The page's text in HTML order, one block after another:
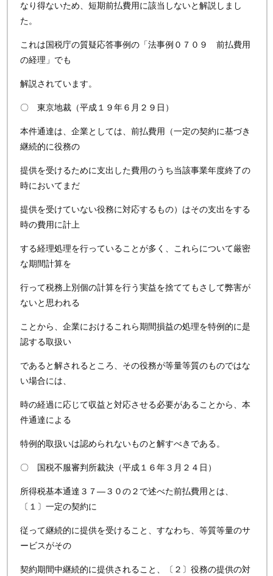
なり得ないため、短期前払費用に該当しないと解説しまし
た。
これは国税庁の質疑応答事例の「法事例０７０９ 前払費用
の経理」でも
解説されています。
〇 東京地裁（平成１９年６月２９日）
本件通達は、企業としては、前払費用（一定の契約に基づき
継続的に役務の
提供を受けるために支出した費用のうち当該事業年度終了の
時においてまだ
提供を受けていない役務に対応するもの）はその支出をする
時の費用に計上
する経理処理を行っていることが多く、これらについて厳密
な期間計算を
行って税務上別個の計算を行う実益を捨ててもさして弊害が
ないと思われる
ことから、企業におけるこれら期間損益の処理を特例的に是
認する取扱い
であると解されるところ、その役務が等量等質のものではな
い場合には、
時の経過に応じて収益と対応させる必要があることから、本
件通達による
特例的取扱いは認められないものと解すべきである。
〇 国税不服審判所裁決（平成１６年３月２４日）
所得税基本通達３７—３０の２で述べた前払費用とは、
〔１〕一定の契約に
従って継続的に提供を受けること、すなわち、等質等量のサ
ービスがその
契約期間中継続的に提供されること、〔２〕役務の提供の対